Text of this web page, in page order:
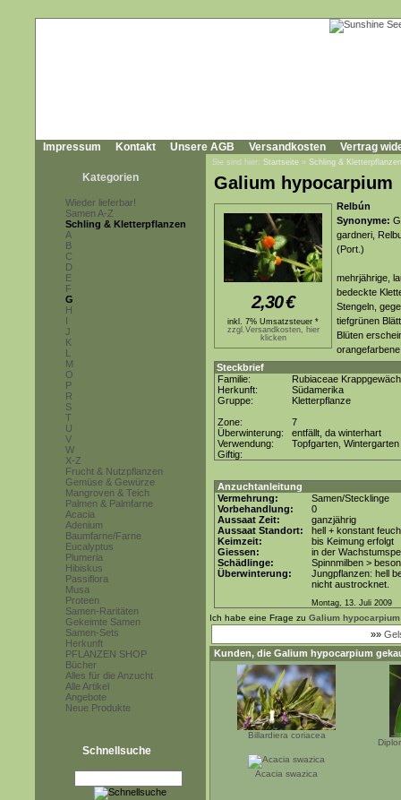
Impressum Kontakt Unsere AGB Versandkosten Vertrag
Kategorien
Wieder lieferbar!
Samen A-Z
Schling & Kletterpflanzen
A
B
C
D
E
F
G
H
I
J
K
L
M
O
P
R
S
T
U
V
W
X-Z
Frucht & Nutzpflanzen
Gemüse & Gewürze
Mangroven & Teich
Palmen & Palmfarne
Acacia
Adenium
Baumfarne/Farne
Eucalyptus
Plumeria
Hibiskus
Passiflora
Musa
Proteen
Samen-Raritäten
Gekeimte Samen
Samen-Sets
Herkunft
PFLANZEN SHOP
Bücher
Alles für die Anzucht
Alle Artikel
Angebote
Neue Produkte
Schnellsuche
Sie sind hier: Startseite » Schling & Kletterpflanzen
Galium hypocarpium
2,30€
inkl. 7% Umsatzsteuer *
zzgl.Versandkosten, hier
klicken
Relbún
Synonyme:
gardneri,
(Port.)
mehrjährige,
bedeckte
Stengeln,
tiefgrünen
Blüten
Steckbrief
Familie:
Rubiaceae
Herkunft:
Südamerika
Gruppe:
Kletterpflanze
Zone:
7
Überwinterung:
entfällt, da winterhart
Verwendung:
Topfgarten, Wintergarten
Giftig:
Anzuchtanleitung
Vermehrung:
Samen/Stecklinge
Vorbehandlung:
0
Aussaat Zeit:
ganzjährig
Aussaat Standort:
hell + konstant
Keimzeit:
bis Keimung erfolgt
Giessen:
in der
Schädlinge:
Spinnmilben >
Überwinterung:
Jungpflanzen: hell
nicht austrocknet.
Montag, 13. Juli 2009
Ich habe eine Frage zu Galium hypocarpium
»»
Kunden, die Galium hypocarpium
Billardiera coriacea
Acacia swazica